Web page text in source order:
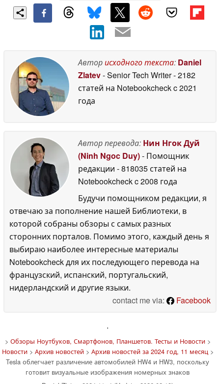
Авторисходного текста: Daniel
Zlatev- Senior Tech Writer- 2182
статей на Notebookcheckc 2021
года
Автор перевода: Нин Нгок Дуй
(Ninh Ngoc Duy)- Помощник
редакции - 818035 статей на
Notebookcheckc 2008 года
Будучи помощником редакции, я
отвечаю за пополнение нашей Библиотеки, в
которой собраны обзоры с самых разных
сторонних порталов. Помимо этого, каждый день я
выбираю наиболее интересные материалы
Notebookcheck для их последующего перевода на
французский, испанский, португальский,
нидерландский и другие языки.
contact me via:
Facebook
'
> Обзоры Ноутбуков, Смартфонов, Планшетов. Тесты и Новости>
Новости> Архив новостей> Архив новостей за 2024 год, 11 месяц >
Tesla облегчает различение автомобилей HW4 и HW3, поскольку
готовит визуальные изображения номерных знаков